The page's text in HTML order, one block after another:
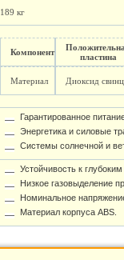
189 кг
Компонент
пластина
Материал Диоксид
Гарантированное
Энергетика и силовые
Системы солнечной и
Устойчивость к
Низкое газовыделение
Номинальное
Материал корпуса ABS.